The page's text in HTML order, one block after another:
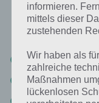
Wie bereits erwähnt
Möglichkeiten zu
Gegen den
Gegen einen
Gegen einen
informieren.
mittels dieser
zustehenden
Wir haben als
zahlreiche
Maßnahmen
lückenlosen